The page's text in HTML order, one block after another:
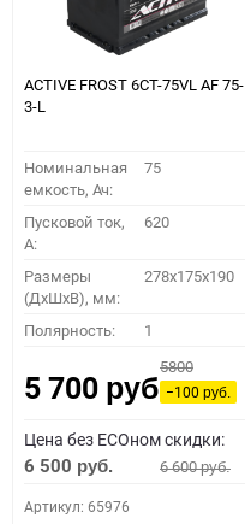
ACTIVE FROST 6СТ-75VL АF 75-
3-L
Номинальная
емкость, Ач:
75
Пусковой ток,
A:
620
Размеры
(ДхШхВ), мм:
278x175x190
Полярность: 1
5 700 руб.
5800
−100руб.
Цена без ECOном скидки:
6 500 руб. 6 600руб.
Артикул: 65976